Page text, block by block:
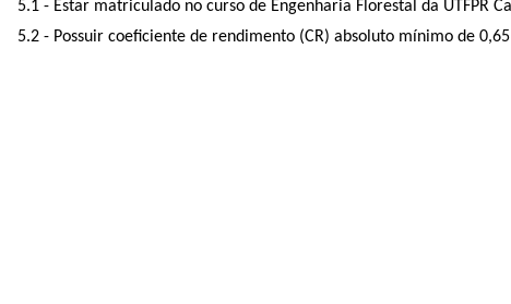
5.1 - Estar matriculado no curso de Engenharia Florestal da UTFPR
5.2 - Possuir coeficiente de rendimento (CR) absoluto mínimo de